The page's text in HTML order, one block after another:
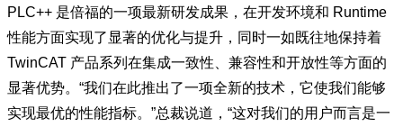
PLC++ 是倍福的一项最新研发成果，在开发环境和 Runtime
性能方面实现了显著的优化与提升，同时一如既往地保持着
TwinCAT 产品系列在集成一致性、兼容性和开放性等方面的
显著优势。“我们在此推出了一项全新的技术，它使我们能够
实现最优的性能指标。”总裁说道，“这对我们的用户而言是一